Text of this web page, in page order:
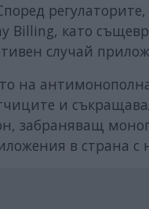
Billing, като
случай
на
и
забраняващ
в страна